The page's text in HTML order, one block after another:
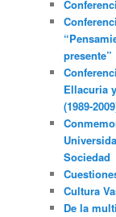
presente”
Ellacuria
(1989-
Sociedad
Cultura
De la